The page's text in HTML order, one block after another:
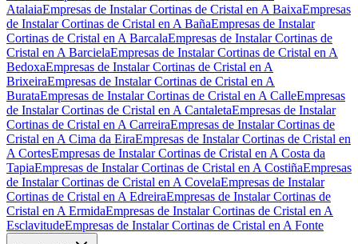
AtalaiaEmpresas de Instalar Cortinas de Cristal en A BaixaEmpresas
de Instalar Cortinas de Cristal en A BañaEmpresas de Instalar
Cortinas de Cristal en A BarcalaEmpresas de Instalar Cortinas de
Cristal en A BarcielaEmpresas de Instalar Cortinas de Cristal en A
BedoxaEmpresas de Instalar Cortinas de Cristal en A
BrixeiraEmpresas de Instalar Cortinas de Cristal en A
BurataEmpresas de Instalar Cortinas de Cristal en A CalleEmpresas
de Instalar Cortinas de Cristal en A CantaletaEmpresas de Instalar
Cortinas de Cristal en A CarreiraEmpresas de Instalar Cortinas de
Cristal en A Cima da EiraEmpresas de Instalar Cortinas de Cristal en
A CortesEmpresas de Instalar Cortinas de Cristal en A Costa da
TapiaEmpresas de Instalar Cortinas de Cristal en A CostiñaEmpresas
de Instalar Cortinas de Cristal en A CovelaEmpresas de Instalar
Cortinas de Cristal en A EdreiraEmpresas de Instalar Cortinas de
Cristal en A ErmidaEmpresas de Instalar Cortinas de Cristal en A
EsclavitudeEmpresas de Instalar Cortinas de Cristal en A Fonte